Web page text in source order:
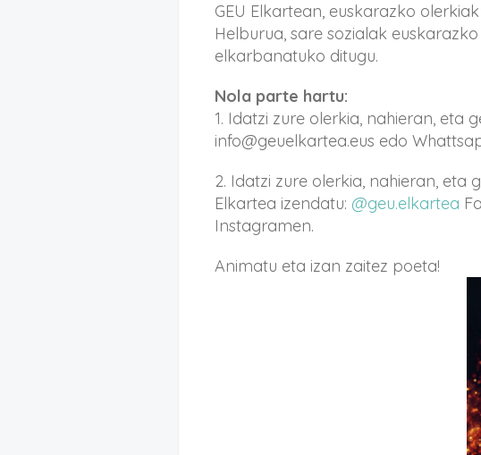
GEU Elkartean, euskarazko
Helburua, sare sozialak
elkarbanatuko ditugu.
Nola parte hartu:
1. Idatzi zure olerkia, nahieran, eta
info@geuelkartea.eus edo
2. Idatzi zure olerkia, nahieran, eta
Elkartea izendatu: @geu.elkartea
Instagramen.
Animatu eta izan zaitez poeta!